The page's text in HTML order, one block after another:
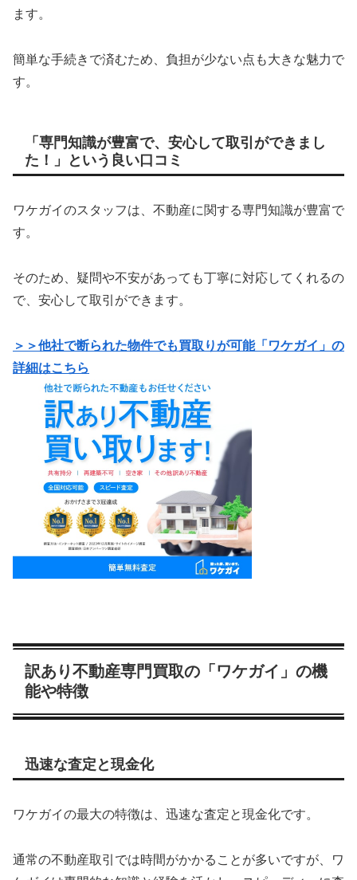
ます。
簡単な手続きで済むため、負担が少ない点も大きな魅力で
す。
「専門知識が豊富で、安心して取引ができまし
た！」という良い口コミ
ワケガイのスタッフは、不動産に関する専門知識が豊富で
す。
そのため、疑問や不安があっても丁寧に対応してくれるの
で、安心して取引ができます。
＞＞他社で断られた物件でも買取りが可能「ワケガイ」の
詳細はこちら
訳あり不動産専門買取の「ワケガイ」の機
能や特徴
迅速な査定と現金化
ワケガイの最大の特徴は、迅速な査定と現金化です。
通常の不動産取引では時間がかかることが多いですが、ワ